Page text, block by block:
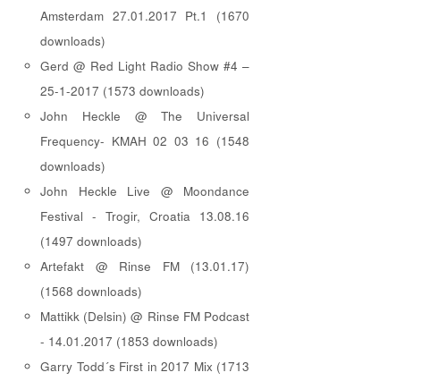
Amsterdam 27.01.2017 Pt.1 (1670
downloads)
Gerd @ Red Light Radio Show #4 –
25-1-2017 (1573 downloads)
John Heckle @ The Universal
Frequency- KMAH 02 03 16 (1548
downloads)
John Heckle Live @ Moondance
Festival - Trogir, Croatia 13.08.16
(1497 downloads)
Artefakt @ Rinse FM (13.01.17)
(1568 downloads)
Mattikk (Delsin) @ Rinse FM Podcast
- 14.01.2017 (1853 downloads)
Garry Todd´s First in 2017 Mix (1713